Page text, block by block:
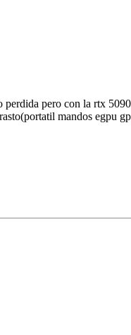
pero con la rtx
mandos egpu